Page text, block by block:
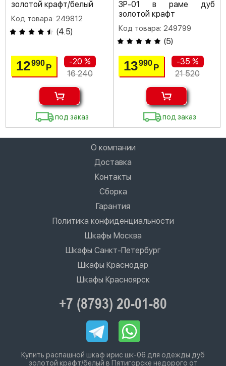
золотой крафт/белый
Код товара: 249812
(4.5)
12990Р
-20 %
16 240
под заказ
ЗР-01 в раме дуб
золотой крафт
Код товара: 249799
(5)
13990 Р
-35 %
21 520
под заказ
О компании
Доставка
Контакты
Сборка
Гарантия
Политика конфиденциальности
Шкафы Москва
Шкафы Санкт-Петербург
Шкафы Краснодар
Шкафы Красноярск
+7 (8793) 20-01-80
Купить распашной шкаф ирис шк-06 для одежды дуб
золотой крафт/белый в Пятигорске недорого от